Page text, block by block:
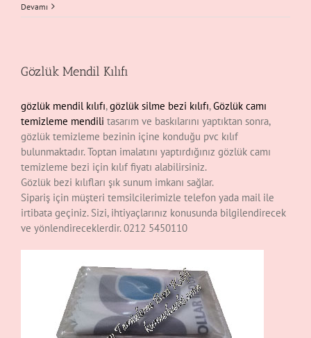
Devamı
Gözlük Mendil Kılıfı
gözlük mendil kılıfı,gözlük silme bezi kılıfı,Gözlük camı
temizleme mendili tasarım ve baskılarını yaptıktan sonra,
gözlük temizleme bezinin içine konduğu pvc kılıf
bulunmaktadır. Toptan imalatını yaptırdığınız gözlük camı
temizleme bezi için kılıf fiyatı alabilirsiniz.
Gözlük bezi kılıfları şık sunum imkanı sağlar.
Sipariş için müşteri temsilcilerimizle telefon yada mail ile
irtibata geçiniz. Sizi, ihtiyaçlarınız konusunda bilgilendirecek
ve yönlendireceklerdir. 0212 5450110